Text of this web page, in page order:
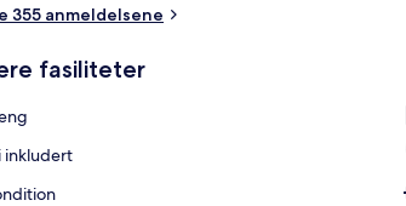
355 anmeldelsene
fasiliteter
inkludert